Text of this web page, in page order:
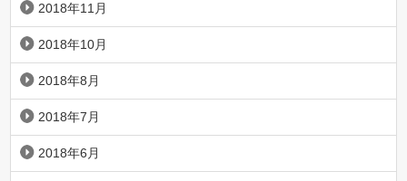
2018年11月
2018年10月
2018年8月
2018年7月
2018年6月